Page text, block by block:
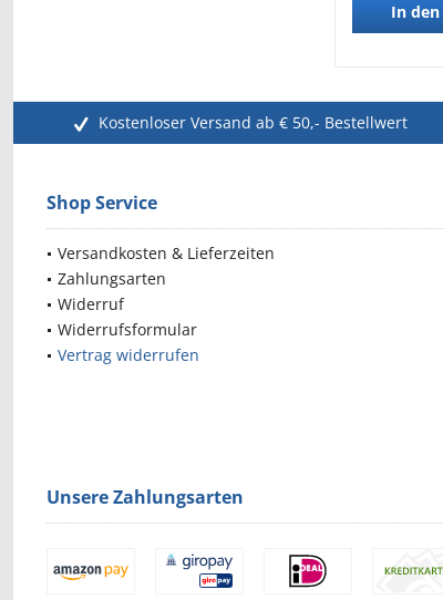
In den
Kostenloser Versand ab € 50,- Bestellwert
Shop Service
Versandkosten & Lieferzeiten
Zahlungsarten
Widerruf
Widerrufsformular
Vertrag widerrufen
Unsere Zahlungsarten